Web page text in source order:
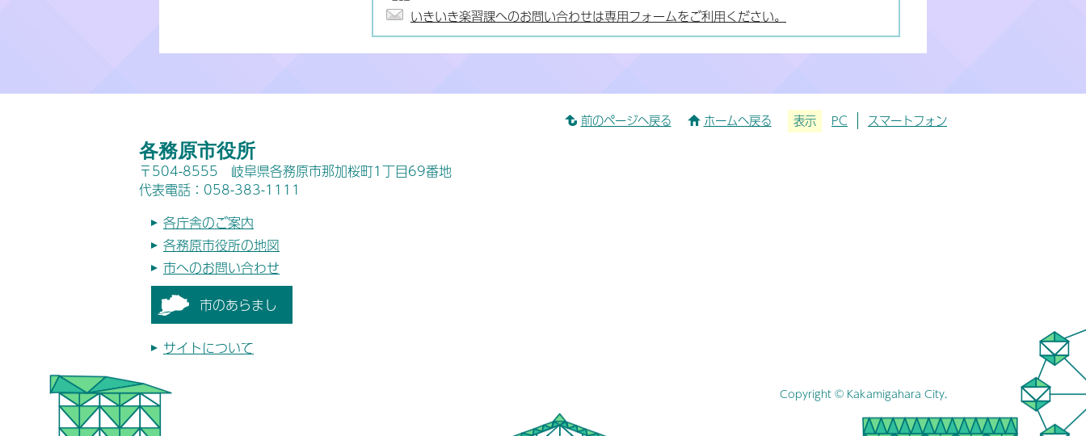
いきいき楽習課へのお問い合わせは専用フォームをご利用ください。
前のページへ戻る ホームへ戻る 表示 PC スマートフォン
各務原市役所
〒504-8555 岐阜県各務原市那加桜町1丁目69番地
代表電話：058-383-1111
各庁舎のご案内
各務原市役所の地図
市へのお問い合わせ
市のあらまし
サイトについて
Copyright © Kakamigahara City.